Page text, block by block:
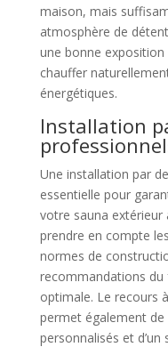
maison, mais
atmosphère de
une bonne
chauffer
énergétiques.
Installation
Une installation par
essentielle pour
votre sauna extérieur
prendre en compte
normes de
recommandations
optimale. Le recours
permet également
personnalisés et